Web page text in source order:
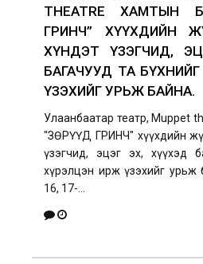
THEATRE ХАМТЫН
ГРИНЧ” ХҮҮХДИЙН
ХҮНДЭТ ҮЗЭГЧИД,
БАГАЧУУД ТА
ҮЗЭХИЙГ УРЬЖ БАЙНА.
Улаанбаатар театр, Muppet
"ЗӨРҮҮД ГРИНЧ" хүүхдийн
үзэгчид, эцэг эх, хүүхэд
хүрэлцэн ирж үзэхийг урьж
16, 17-...